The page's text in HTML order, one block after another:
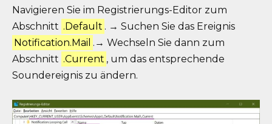
Navigieren Sie im Registrierungs-Editor zum
Abschnitt .Default . → Suchen Sie das Ereignis
Notification.Mail .→ Wechseln Sie dann zum
Abschnitt .Current , um das entsprechende
Soundereignis zu ändern.